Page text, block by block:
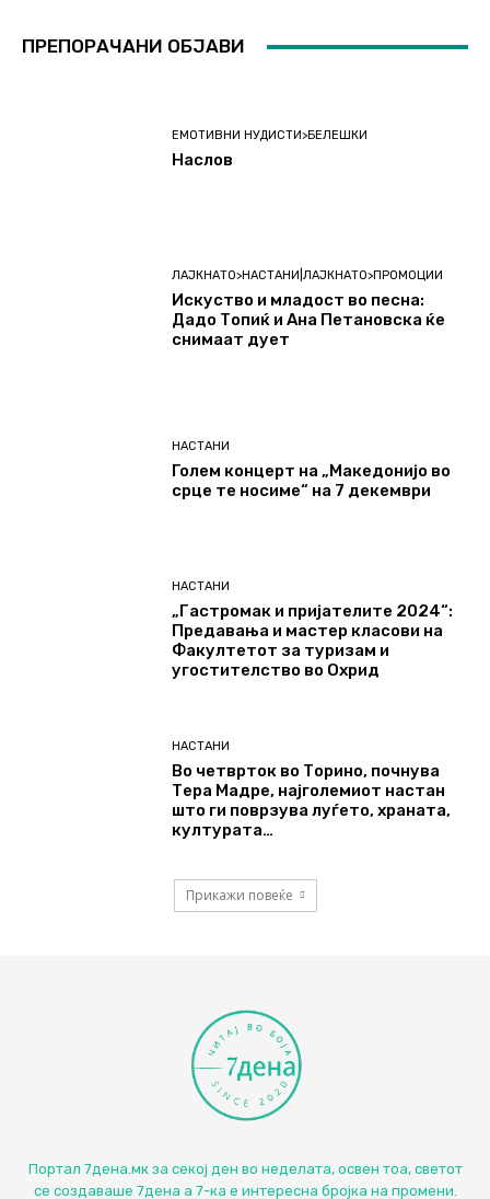
ПРЕПОРАЧАНИ ОБЈАВИ
ЕМОТИВНИ НУДИСТИ>БЕЛЕШКИ
Наслов
ЛАЈКНАТО>НАСТАНИ|ЛАЈКНАТО>ПРОМОЦИИ
Искуство и младост во песна:
Дадо Топиќ и Ана Петановска ќе
снимаат дует
НАСТАНИ
Голем концерт на „Македонијо во
срце те носиме“ на 7 декември
НАСТАНИ
„Гастромак и пријателите 2024“:
Предавања и мастер класови на
Факултетот за туризам и
угостителство во Охрид
НАСТАНИ
Во четврток во Торино, почнува
Тера Мадре, најголемиот настан
што ги поврзува луѓето, храната,
културата…
Прикажи повеќе
Портал 7дена.мк за секој ден во неделата, освен тоа, светот
се создаваше 7дена а 7-ка е интересна бројка на промени.